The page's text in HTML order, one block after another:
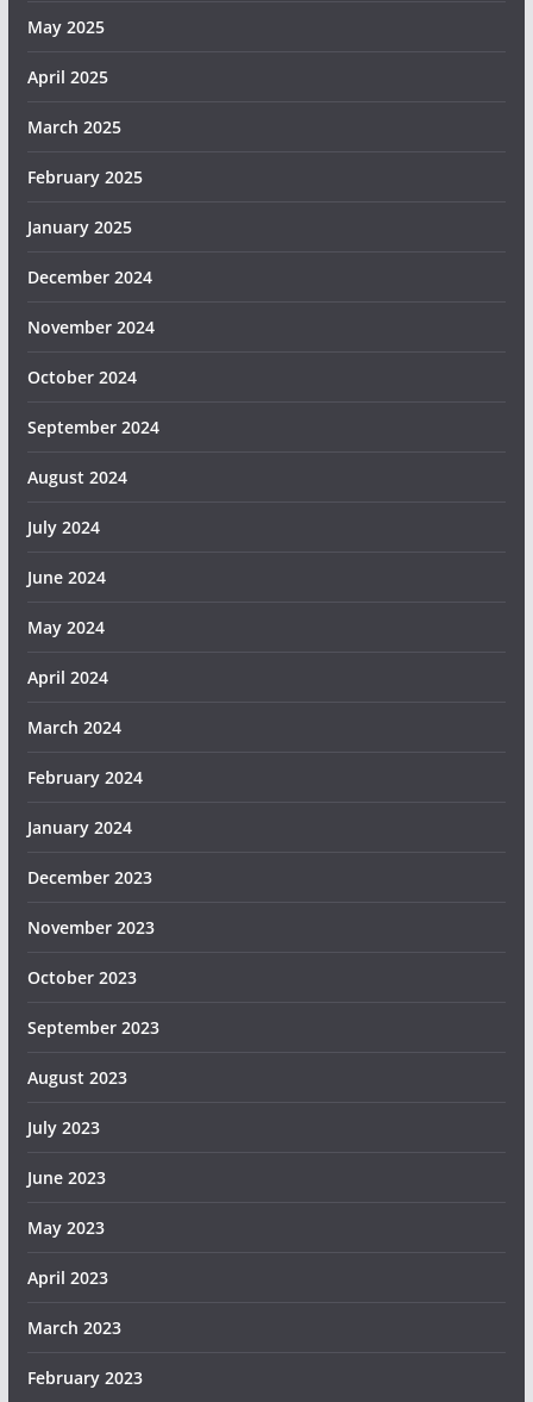
May 2025
April 2025
March 2025
February 2025
January 2025
December 2024
November 2024
October 2024
September 2024
August 2024
July 2024
June 2024
May 2024
April 2024
March 2024
February 2024
January 2024
December 2023
November 2023
October 2023
September 2023
August 2023
July 2023
June 2023
May 2023
April 2023
March 2023
February 2023